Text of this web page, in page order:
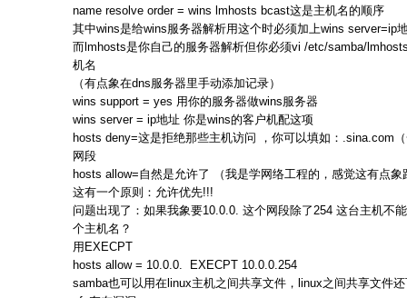
name resolve order = wins lmhosts bcast这是主机名的顺序
其中wins是给wins服务器解析用这个时必须加上wins server=ip
而lmhosts是你自己的服务器解析但你必须vi /etc/samba/
机名
（有点象在dns服务器里手动添加记录）
wins support = yes 用你的服务器做wins服务器
wins server = ip地址 你是wins的客户机配这项
hosts deny=这是拒绝那些主机访问 ，你可以填如：.sina.com
网段
hosts allow=自然是允许了 （我是学网络工程的，感觉这有点
这有一个原则：允许优先!!!
问题出现了：如果我象要10.0.0. 这个网段除了254 这台主机不
个主机名？
用EXECPT
hosts allow = 10.0.0. EXECPT 10.0.0.254
samba也可以用在linux主机之间共享文件，linux之间共享文件